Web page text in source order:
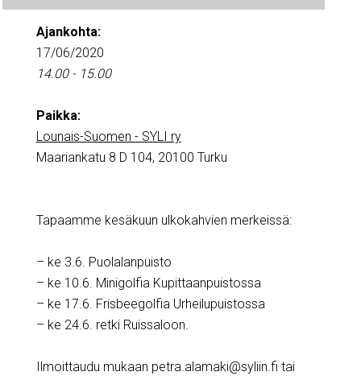
Ajankohta:
17/06/2020
14.00 - 15.00
Paikka:
Lounais-Suomen - SYLI ry
Maariankatu 8 D 104, 20100 Turku
Tapaamme kesäkuun ulkokahvien merkeissä:
– ke 3.6. Puolalanpuisto
– ke 10.6. Minigolfia Kupittaanpuistossa
– ke 17.6. Frisbeegolfia Urheilupuistossa
– ke 24.6. retki Ruissaloon.
Ilmoittaudu mukaan petra.alamaki@syliin.fi tai